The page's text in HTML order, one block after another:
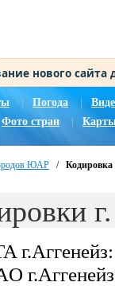
нового
Погода |
Фото стран
ЮАР / Кодировка